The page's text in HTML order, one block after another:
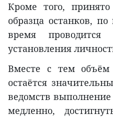
Кроме того,
образца останков,
время проводится
установления
Вместе с тем объём
остаётся
ведомств выполнение
медленно,